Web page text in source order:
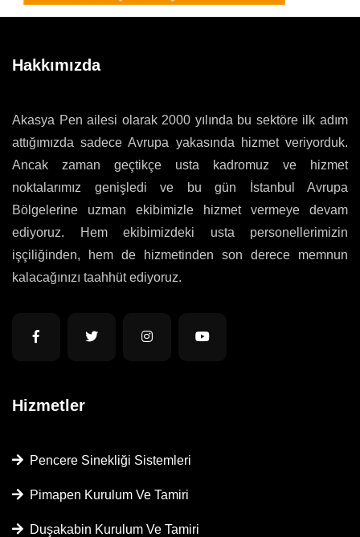
Hakkımızda
Akasya Pen ailesi olarak 2000 yılında bu sektöre ilk adım
attığımızda sadece Avrupa yakasında hizmet veriyorduk.
Ancak zaman geçtikçe usta kadromuz ve hizmet
noktalarımız genişledi ve bu gün İstanbul Avrupa
Bölgelerine uzman ekibimizle hizmet vermeye devam
ediyoruz. Hem ekibimizdeki usta personellerimizin
işçiliğinden, hem de hizmetinden son derece memnun
kalacağınızı taahhüt ediyoruz.
Hizmetler
Pencere Sinekliği Sistemleri
Pimapen Kurulum Ve Tamiri
Duşakabin Kurulum Ve Tamiri